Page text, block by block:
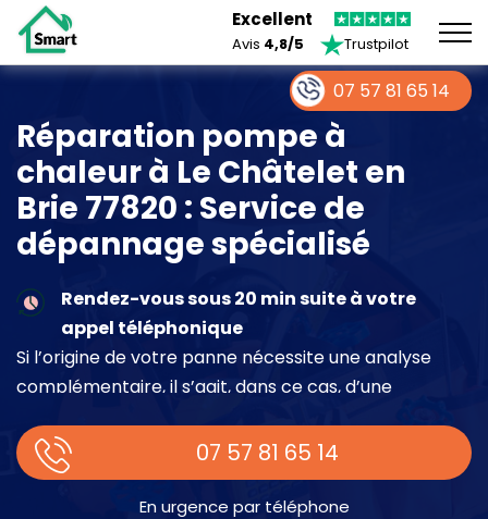
Excellent
Avis 4,8/5 Trustpilot
Réparation pompe à
chaleur à Le Châtelet en
Brie 77820 : Service de
dépannage spécialisé
Rendez-vous sous 20 min suite à votre
appel téléphonique
Si l’origine de votre panne nécessite une analyse
complémentaire, il s’agit, dans ce cas, d’une
place.
07 57 81 65 14
En urgence par téléphone
07 57 81 65 14